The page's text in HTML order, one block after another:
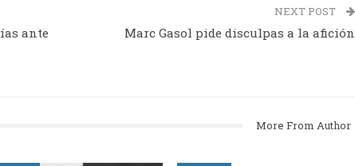
ante
NEXT POST
Marc Gasol pide disculpas a la afición
More From Author